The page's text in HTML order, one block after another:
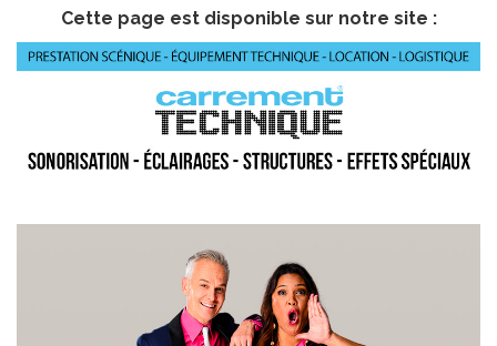
Cette page est disponible sur notre site :